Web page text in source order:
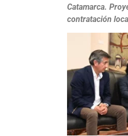
Catamarca.
contratación